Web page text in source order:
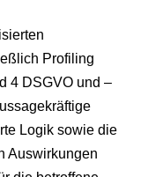
Profiling
4 DSGVO und –
Logik sowie die
Auswirkungen